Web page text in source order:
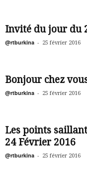
Invité du jour du
@rtburkina - 25 février 2016
Bonjour chez
@rtburkina - 25 février 2016
Les points
24 Février 2016
@rtburkina - 25 février 2016